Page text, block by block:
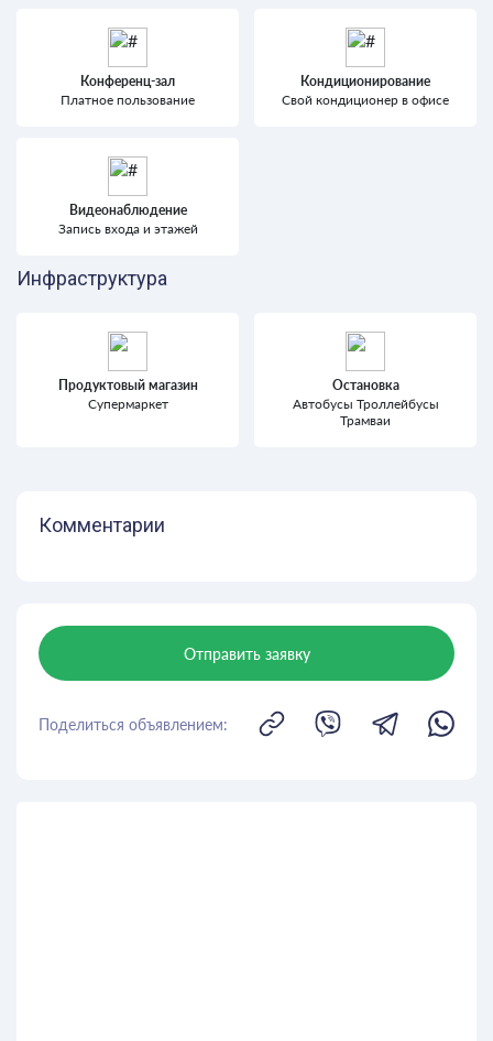
Конференц-зал
Платное пользование
Кондиционирование
Свой кондиционер в офисе
Видеонаблюдение
Запись входа и этажей
Инфраструктура
Продуктовый магазин
Супермаркет
Остановка
Автобусы Троллейбусы
Трамваи
Комментарии
Отправить заявку
Поделиться объявлением: